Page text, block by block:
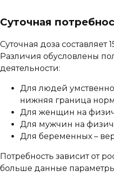
Суточная
Суточная доза составляет
Различия обусловлены
деятельности:
Для людей
нижняя граница
Для женщин на
Для мужчин на
Для беременных –
Потребность зависит от
больше данные